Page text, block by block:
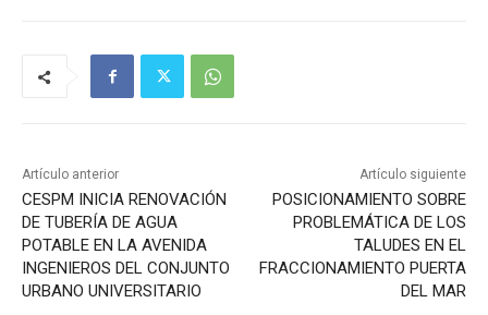
Artículo anterior
CESPM INICIA RENOVACIÓN
DE TUBERÍA DE AGUA
POTABLE EN LA AVENIDA
INGENIEROS DEL CONJUNTO
URBANO UNIVERSITARIO
Artículo siguiente
POSICIONAMIENTO SOBRE
PROBLEMÁTICA DE LOS
TALUDES EN EL
FRACCIONAMIENTO PUERTA
DEL MAR